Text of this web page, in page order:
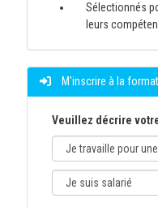
Sélectionnés
leurs
M'inscrire à la
Veuillez décrire